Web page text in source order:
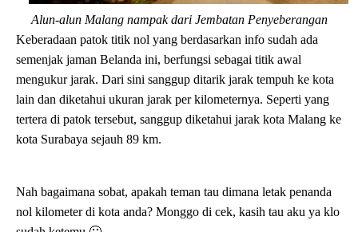
Alun-alun Malang nampak dari Jembatan Penyeberangan
Keberadaan patok titik nol yang berdasarkan info sudah ada
semenjak jaman Belanda ini, berfungsi sebagai titik awal
mengukur jarak. Dari sini sanggup ditarik jarak tempuh ke kota
lain dan diketahui ukuran jarak per kilometernya. Seperti yang
tertera di patok tersebut, sanggup diketahui jarak kota Malang ke
kota Surabaya sejauh 89 km.
Nah bagaimana sobat, apakah teman tau dimana letak penanda
nol kilometer di kota anda? Monggo di cek, kasih tau aku ya klo